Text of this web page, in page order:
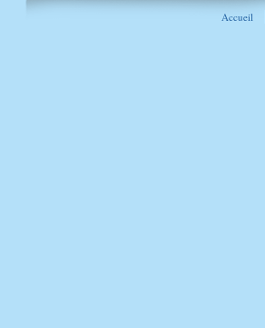
Accueil